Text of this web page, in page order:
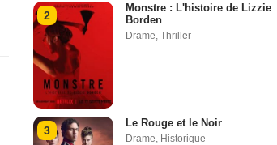
2
Monstre : L'histoire de Lizzie
Borden
Drame Thriller
3
Le Rouge et le Noir
Drame Historique